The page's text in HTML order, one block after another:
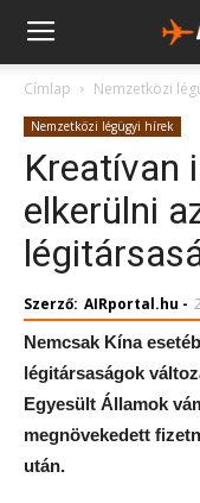
Címlap Nemzetközi
Nemzetközi légügyi hírek
Kreatívan
elkerülni
Szerző: AIRportal.hu -
Nemcsak Kína
légitársaságok
Egyesült Államok
megnövekedett
után.